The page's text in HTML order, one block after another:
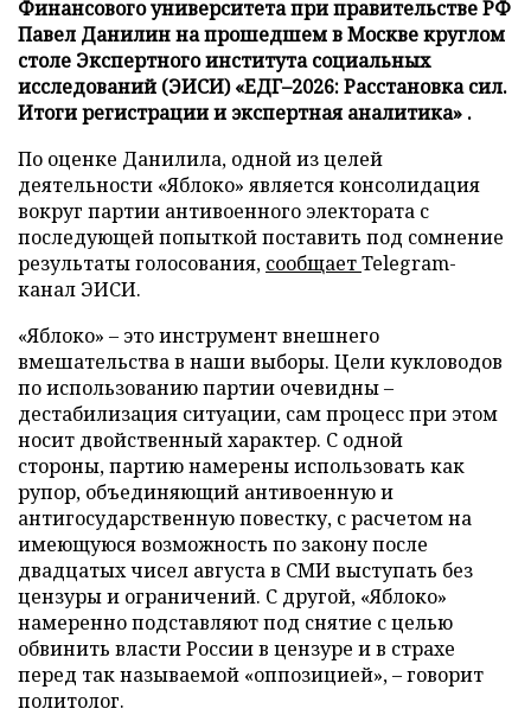
Финансового университета при правительстве РФ
Павел Данилин на прошедшем в Москве круглом
столе Экспертного института социальных
исследований (ЭИСИ) «ЕДГ–2026: Расстановка сил.
Итоги регистрации и экспертная аналитика» .
По оценке Данилила, одной из целей
деятельности «Яблоко» является консолидация
вокруг партии антивоенного электората с
последующей попыткой поставить под сомнение
результаты голосования, сообщаетTelegram-
канал ЭИСИ.
«Яблоко» – это инструмент внешнего
вмешательства в наши выборы. Цели кукловодов
по использованию партии очевидны –
дестабилизация ситуации, сам процесс при этом
носит двойственный характер. С одной
стороны, партию намерены использовать как
рупор, объединяющий антивоенную и
антигосударственную повестку, с расчетом на
имеющуюся возможность по закону после
двадцатых чисел августа в СМИ выступать без
цензуры и ограничений. С другой, «Яблоко»
намеренно подставляют под снятие с целью
обвинить власти России в цензуре и в страхе
перед так называемой «оппозицией», – говорит
политолог.